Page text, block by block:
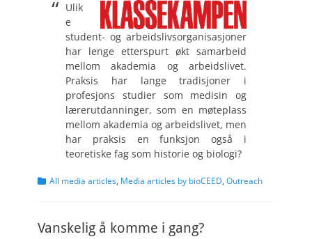
Ulik
e
student- og arbeidslivsorganisasjoner
har lenge etterspurt økt samarbeid
mellom akademia og arbeidslivet.
Praksis har lange tradisjoner i
profesjons studier som medisin og
lærerutdanninger, som en møteplass
mellom akademia og arbeidslivet, men
har praksis en funksjon også i
teoretiske fag som historie og biologi?
Categories
All media articles, Media articles by bioCEED, Outreach
Vanskelig å komme i gang?